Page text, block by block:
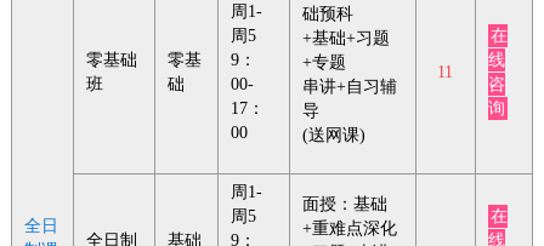
全日
零基础
班
零基
础
周1-
周5
9：
00-
17：
00
础预科
+基础+习题
+专题
串讲+自习辅
导
(送网课)
11
在
线
咨
询
全日制
基础
周1-
周5
9：
面授：基础
+重难点深化
在
线